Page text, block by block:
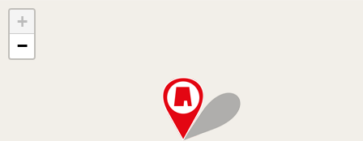
+
−